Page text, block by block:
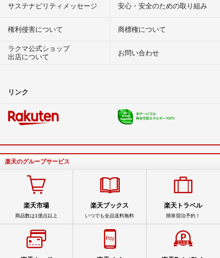
サステナビリティメッセージ 安心・安全のための取り組み
権利侵害について
商標権について
ラクマ公式ショップ
出店について
お問い合わせ
リンク
楽天のグループサービス
楽天市場
商品数は1億点以上
楽天ブックス
いつでも全品送料無料
楽天トラベル
簡単宿泊予約！